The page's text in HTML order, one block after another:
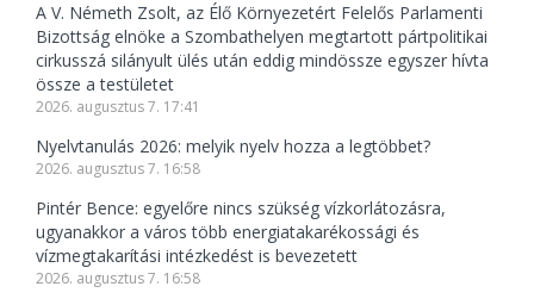
A V. Németh Zsolt, az Élő Környezetért Felelős Parlamenti
Bizottság elnöke a Szombathelyen megtartott pártpolitikai
cirkusszá silányult ülés után eddig mindössze egyszer hívta
össze a testületet
2026. augusztus 7. 17:41
Nyelvtanulás 2026: melyik nyelv hozza a legtöbbet?
2026. augusztus 7. 16:58
Pintér Bence: egyelőre nincs szükség vízkorlátozásra,
ugyanakkor a város több energiatakarékossági és
vízmegtakarítási intézkedést is bevezetett
2026. augusztus 7. 16:58